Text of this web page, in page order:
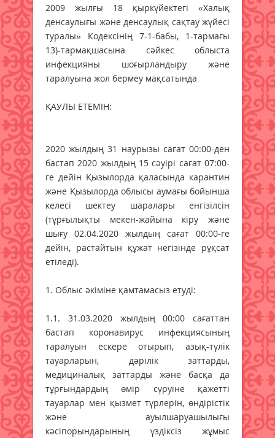
2009 жылғы 18 қыркүйектегі «Халық
денсаулығы және денсаулық сақтау жүйесі
туралы» Кодексінің 7-1-бабы, 1-тармағы
13)-тармақшасына сәйкес облыста
инфекцияны шоғырландыру және
таралуына жол бермеу мақсатында
ҚАУЛЫ ЕТЕМІН:
2020 жылдың 31 наурызы сағат 00:00-ден
бастап 2020 жылдың 15 сәуірі сағат 07:00-
ге дейін Қызылорда қаласында карантин
және Қызылорда облысы аумағы бойынша
келесі шектеу шаралары енгізілсін
(тұрғылықты мекен-жайына кіру және
шығу 02.04.2020 жылдың сағат 00:00-ге
дейін, растайтын құжат негізінде рұқсат
етіледі).
1. Облыс әкіміне қамтамасыз етуді:
1.1. 31.03.2020 жылдың 00:00 сағаттан
бастап коронавирус инфекциясының
таралуын ескере отырып, азық-түлік
тауарларын, дәрілік заттарды,
медициналық заттарды және басқа да
тұрғындардың өмір сүруіне қажетті
тауарлар мен қызмет түрлерін, өндірістік
және ауылшаруашылығы
кәсіпорындарының үздіксіз жұмыс